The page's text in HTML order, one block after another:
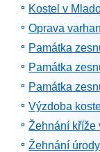
Kostel v
Oprava varhan
Památka
Památka
Památka
Výzdoba
Žehnání kříže
Žehnání úrody